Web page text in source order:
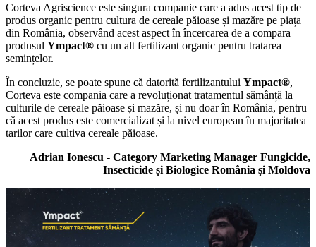
Corteva Agriscience este singura companie care a adus acest tip de
produs organic pentru cultura de cereale păioase și mazăre pe piața
din România, observând acest aspect în încercarea de a compara
produsul Ympact® cu un alt fertilizant organic pentru tratarea
semințelor.
În concluzie, se poate spune că datorită fertilizantului Ympact®,
Corteva este compania care a revoluționat tratamentul sămânță la
culturile de cereale păioase și mazăre, și nu doar în România, pentru
că acest produs este comercializat și la nivel european în majoritatea
tarilor care cultiva cereale păioase.
Adrian Ionescu - Category Marketing Manager Fungicide,
Insecticide și Biologice România și Moldova